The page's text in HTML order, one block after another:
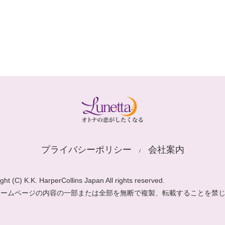
プライバシーポリシー 会社案内
(C) K.K. HarperCollins Japan All rights reserved.
ムページの内容の一部または全部を無断で複製、転載することを禁